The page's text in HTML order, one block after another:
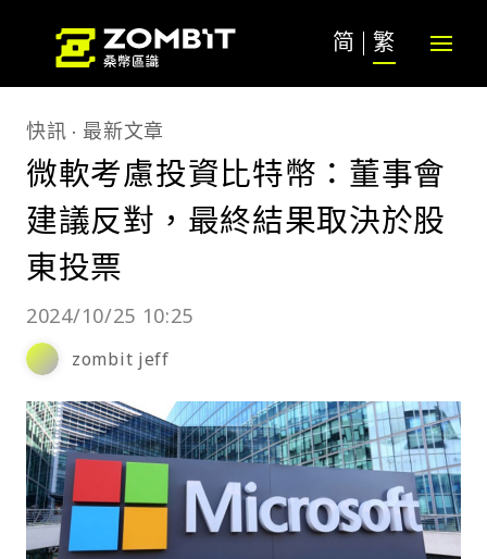
简 繁
快訊 最新文章
微軟考慮投資比特幣：董事會
建議反對，最終結果取決於股
東投票
2024/10/25 10:25
zombit jeff